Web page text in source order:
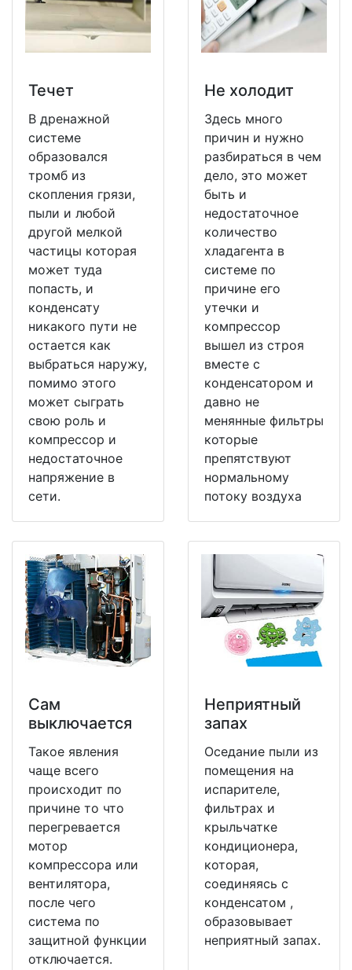
Течет
В дренажной
системе
образовался
тромб из
скопления грязи,
пыли и любой
другой мелкой
частицы которая
может туда
попасть, и
конденсату
никакого пути не
остается как
выбраться наружу,
помимо этого
может сыграть
свою роль и
компрессор и
недостаточное
напряжение в
сети.
Не холодит
Здесь много
причин и нужно
разбираться в чем
дело, это может
быть и
недостаточное
количество
хладагента в
системе по
причине его
утечки и
компрессор
вышел из строя
вместе с
конденсатором и
давно не
менянные фильтры
которые
препятствуют
нормальному
потоку воздуха
Сам
выключается
Такое явления
чаще всего
происходит по
причине то что
перегревается
мотор
компрессора или
вентилятора,
после чего
система по
защитной функции
отключается.
Неприятный
запах
Оседание пыли из
помещения на
испарителе,
фильтрах и
крыльчатке
кондиционера,
которая,
соединяясь с
конденсатом ,
образовывает
неприятный запах.